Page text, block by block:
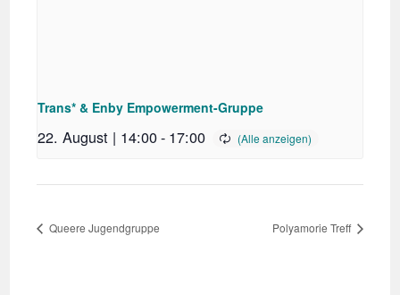
Trans* & Enby Empowerment-Gruppe
22. August | 14:00- 17:00
Queere Jugendgruppe Polyamorie Treff